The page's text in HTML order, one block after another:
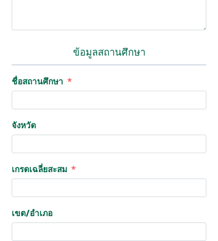
ข้อมูลสถานศึกษา
ชื่อสถานศึกษา
จังหวัด
เกรดเฉลี่ยสะสม
เขต/อำเภอ